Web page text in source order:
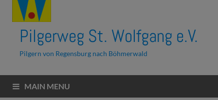
Pilgerweg St. Wolfgang e.V.
Pilgern von Regensburg nach Böhmerwald
MAIN MENU